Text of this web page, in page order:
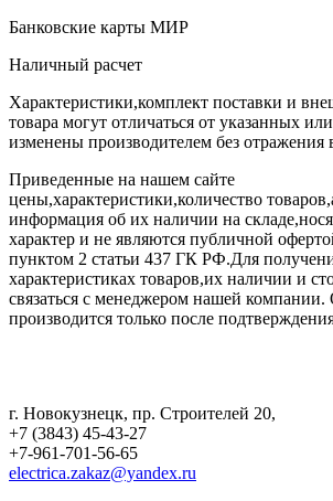
Банковские карты МИР
Наличный расчет
Характеристики,комплект поставки и
товара могут отличаться от указанных
изменены производителем без отражения
Приведенные на нашем сайте
цены,характеристики,количество
информация об их наличии на
характер и не являются публичной
пунктом 2 статьи 437 ГК РФ.Для
характеристиках товаров,их наличии и
связаться с менеджером нашей компании.
производится только после
г. Новокузнецк, пр. Строителей 20,
+7 (3843) 45-43-27
+7-961-701-56-65
electrica.zakaz@yandex.ru